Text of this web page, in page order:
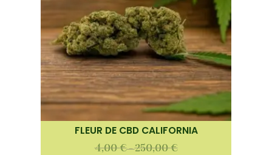
FLEUR DE CBD CALIFORNIA
4,00€–250,00€